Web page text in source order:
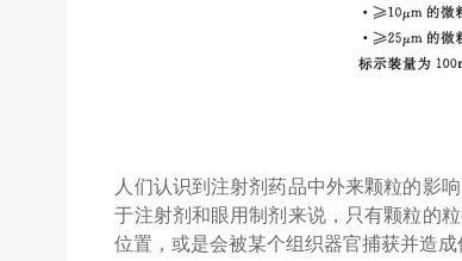
人们认识到注射剂药品中外来颗粒的影
于注射剂和眼用制剂来说，只有颗粒的
位置，或是会被某个组织器官捕获并造成